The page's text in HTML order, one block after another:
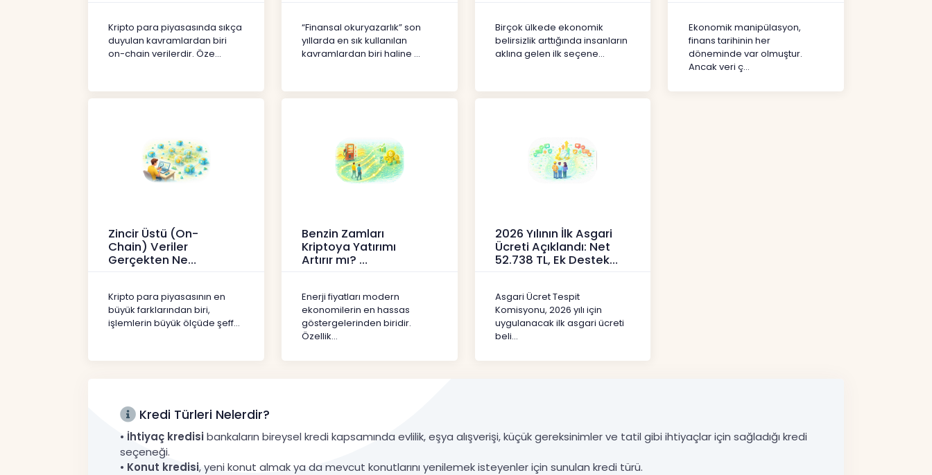
Kripto para piyasasında sıkça
duyulan kavramlardan biri
on-chain verilerdir. Öze...
“Finansal okuryazarlık” son
yıllarda en sık kullanılan
kavramlardan biri haline ...
Birçok ülkede ekonomik
belirsizlik arttığında insanların
aklına gelen ilk seçene...
Ekonomik manipülasyon,
finans tarihinin her
döneminde var olmuştur.
Ancak veri ç...
Zincir Üstü (On-
Chain) Veriler
Gerçekten Ne
Kripto para piyasasının en
büyük farklarından biri,
işlemlerin büyük ölçüde şeff...
Benzin Zamları
Kriptoya Yatırımı
Artırır mı?
Enerji fiyatları modern
ekonomilerin en hassas
göstergelerinden biridir.
Özellik...
2026 Yılının İlk Asgari
Ücreti Açıklandı: Net
52.738 TL, Ek Destek
Asgari Ücret Tespit
Komisyonu, 2026 yılı için
uygulanacak ilk asgari ücreti
beli...
Kredi Türleri Nelerdir?
• İhtiyaç kredisibankaların bireysel kredi kapsamında evlilik, eşya alışverişi, küçük gereksinimler ve tatil gibi ihtiyaçlar için sağladığı kredi
seçeneği.
• Konut kredisi, yeni konut almak ya da mevcut konutlarını yenilemek isteyenler için sunulan kredi türü.